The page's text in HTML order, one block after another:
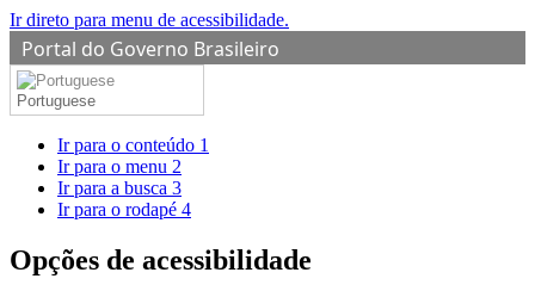
Ir direto para menu de acessibilidade.
Portal do Governo Brasileiro
Portuguese
Ir para o conteúdo 1
Ir para o menu 2
Ir para a busca 3
Ir para o rodapé 4
Opções de acessibilidade